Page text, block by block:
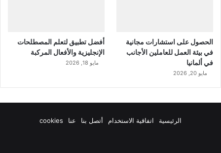
الحصول على استشارات مجانية
في بيئة العمل للعاملين الأجانب
في ألمانيا
مايو 20, 2026
أفضل تطبيق لتعلم المصطلحات
الإنجليزية والأفعال المركبة
مايو 18, 2026
الرئيسية اتفاقية الاستخدام أتصل بنا عنا cookies